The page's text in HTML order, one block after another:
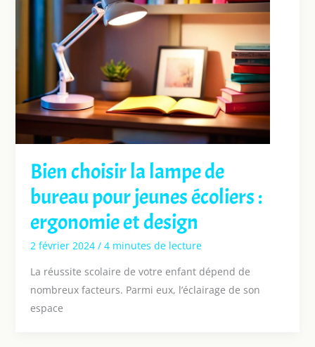
Bien choisir la lampe de
bureau pour jeunes écoliers :
ergonomie et design
2 février 2024 / 4 minutes de lecture
La réussite scolaire de votre enfant dépend de
nombreux facteurs. Parmi eux, l’éclairage de son
espace